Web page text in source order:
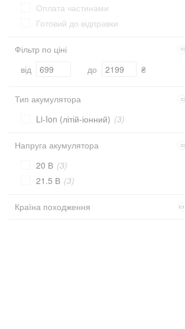
Оплата частинами
Готовий до відправки
Фільтр по ціні
від
до ₴
Тип акумулятора
Li-Ion (літій-іонний) (3)
Напруга акумулятора
20 В (3)
21.5 В (3)
Країна походження